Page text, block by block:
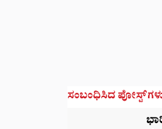
ಸಂಬಂಧಿಸಿದ